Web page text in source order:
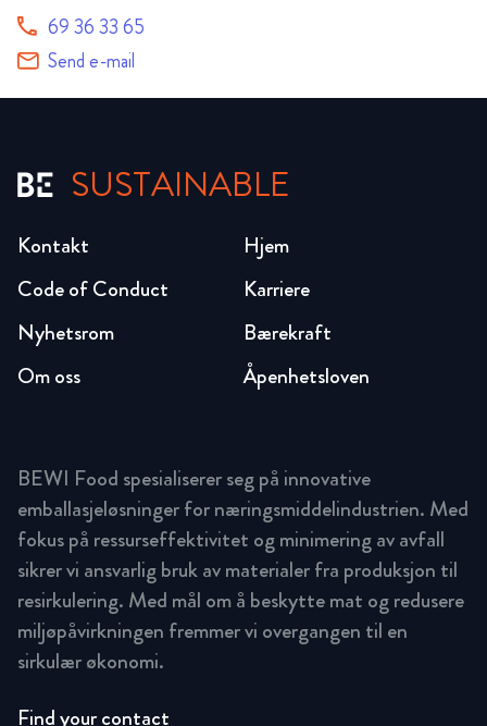
69 36 33 65
Send e-mail
SUSTAINABLE
Hjem
Karriere
Bærekraft
Åpenhetsloven
Code of Conduct
Nyhetsrom
Om oss
Kontakt
BEWI Food spesialiserer seg på innovative
emballasjeløsninger for næringsmiddelindustrien. Med
fokus på ressurseffektivitet og minimering av avfall
sikrer vi ansvarlig bruk av materialer fra produksjon til
resirkulering. Med mål om å beskytte mat og redusere
miljøpåvirkningen fremmer vi overgangen til en
sirkulær økonomi.
Find your contact